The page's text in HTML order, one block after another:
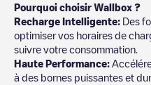
Pourquoi choisir Wallbox ?
Recharge Intelligente: Des
optimiser vos horaires de
suivre votre consommation.
Haute Performance:
à des bornes puissantes et